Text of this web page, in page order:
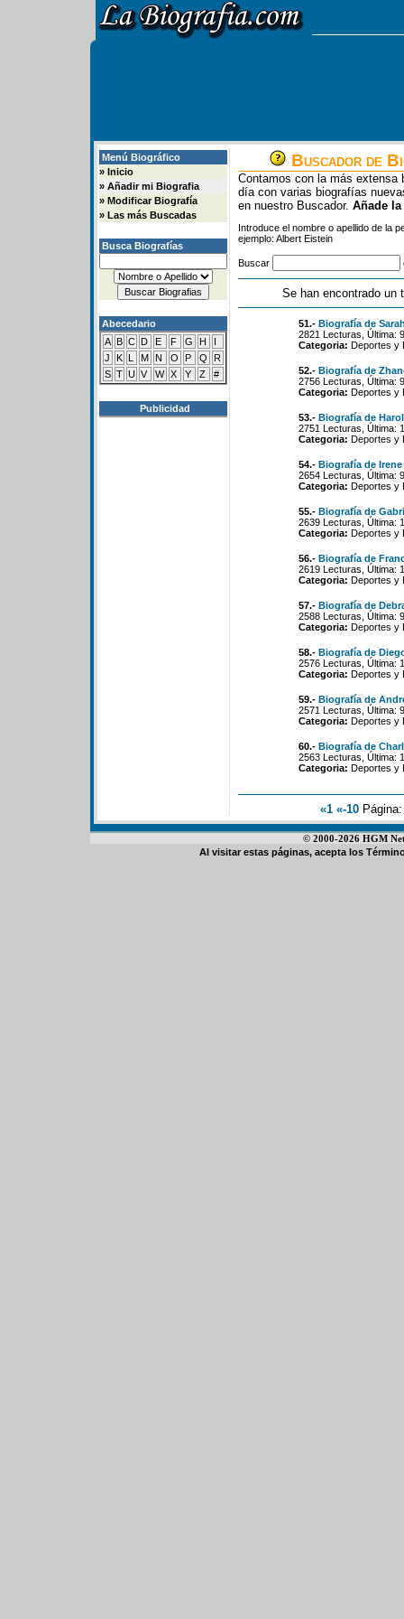
Menú Biográfico
» Inicio
» Añadir mi Biografia
» Modificar Biografía
» Las más Buscadas
Busca Biografías
Abecedario
A B C D E F G H
I
J
K L M N O P Q
R
S T U V W X Y Z #
Publicidad
Buscador de
Contamos con la más extensa
día con varias biografías
en nuestro Buscador. Añade
Introduce el nombre o apellido de la
ejemplo: Albert Eistein
Buscar
Se han encontrado un
51.- Biografía de
2821 Lecturas, Última:
Categoria: Deportes y
52.- Biografía de
2756 Lecturas, Última:
Categoria: Deportes y
53.- Biografía de
2751 Lecturas, Última:
Categoria: Deportes y
54.- Biografía de Irene
2654 Lecturas, Última:
Categoria: Deportes y
55.- Biografía de
2639 Lecturas, Última:
Categoria: Deportes y
56.- Biografía de
2619 Lecturas, Última:
Categoria: Deportes y
57.- Biografía de
2588 Lecturas, Última:
Categoria: Deportes y
58.- Biografía de
2576 Lecturas, Última:
Categoria: Deportes y
59.- Biografía de
2571 Lecturas, Última:
Categoria: Deportes y
60.- Biografía de
2563 Lecturas, Última:
Categoria: Deportes y
«1 «-10
© 2000-2026 HGM
Al visitar estas páginas, acepta los